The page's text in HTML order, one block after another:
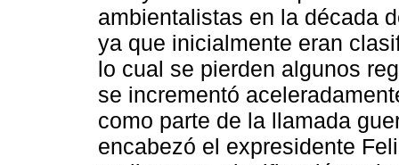
ambientalistas en la década
ya que inicialmente eran
lo cual se pierden algunos
se incrementó
como parte de la llamada
encabezó el expresidente